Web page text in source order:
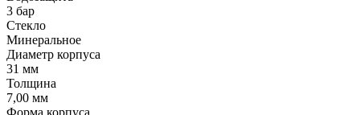
3 бар
Стекло
Минеральное
Диаметр корпуса
31 мм
Толщина
7,00 мм
Форма корпуса